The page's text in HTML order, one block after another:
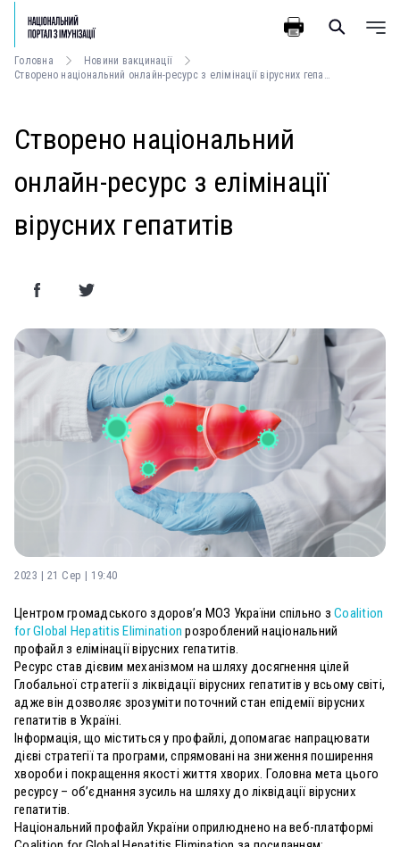
Головна
Новини вакцинації
Створено національний онлайн-ресурс з елімінації вірусних гепатитів
Створено національний
онлайн-ресурс з елімінації
вірусних гепатитів
2023 | 21 Сер | 19:40
Центром громадського здоров’я МОЗ України спільно з Coalition
for Global Hepatitis Elimination розроблений національний
профайл з елімінації вірусних гепатитів.
Ресурс став дієвим механізмом на шляху досягнення цілей
Глобальної стратегії з ліквідації вірусних гепатитів у всьому світі,
адже він дозволяє зрозуміти поточний стан епідемії вірусних
гепатитів в Україні.
Інформація, що міститься у профайлі, допомагає напрацювати
дієві стратегії та програми, спрямовані на зниження поширення
хвороби і покращення якості життя хворих. Головна мета цього
ресурсу – об’єднання зусиль на шляху до ліквідації вірусних
гепатитів.
Національний профайл України оприлюднено на веб-платформі